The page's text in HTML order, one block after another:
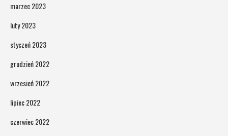
marzec 2023
luty 2023
styczeń 2023
grudzień 2022
wrzesień 2022
lipiec 2022
czerwiec 2022